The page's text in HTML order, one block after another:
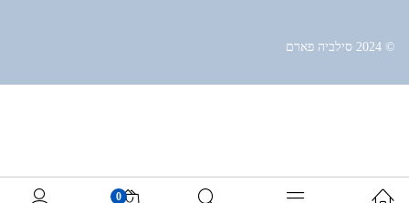
0
© 2024 סילביה פארם
0